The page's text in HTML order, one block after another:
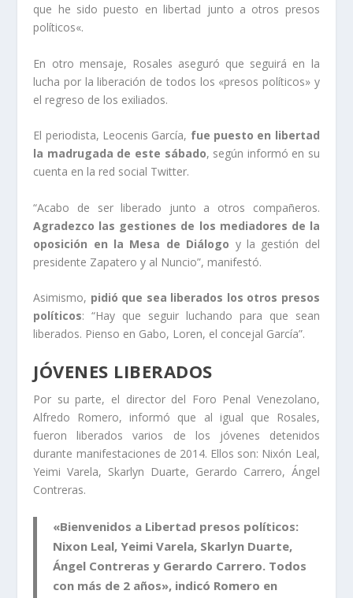
que he sido puesto en libertad junto a otros presos
políticos«.
En otro mensaje, Rosales aseguró que seguirá en la
lucha por la liberación de todos los «presos políticos»y
el regreso de los exiliados.
El periodista, Leocenis García, fue puesto en libertad
la madrugada de este sábado, según informó en su
cuenta en la red social Twitter.
“Acabo de ser liberado junto a otros compañeros.
Agradezco las gestiones de los mediadores de la
oposición en la Mesa de Diálogo y la gestión del
presidente Zapatero y al Nuncio”, manifestó.
Asimismo, pidió que sea liberados los otros presos
políticos: “Hay que seguir luchando para que sean
liberados. Pienso en Gabo, Loren, el concejal García”.
JÓVENES LIBERADOS
Por su parte, el director del Foro Penal Venezolano,
Alfredo Romero, informó que al igual que Rosales,
fueron liberados varios de los jóvenes detenidos
durante manifestaciones de 2014. Ellos son: Nixón Leal,
Yeimi Varela, Skarlyn Duarte, Gerardo Carrero, Ángel
Contreras.
«Bienvenidos a Libertad presos políticos:
Nixon Leal, Yeimi Varela, Skarlyn Duarte,
Ángel Contreras y Gerardo Carrero. Todos
con más de 2 años», indicó Romero en